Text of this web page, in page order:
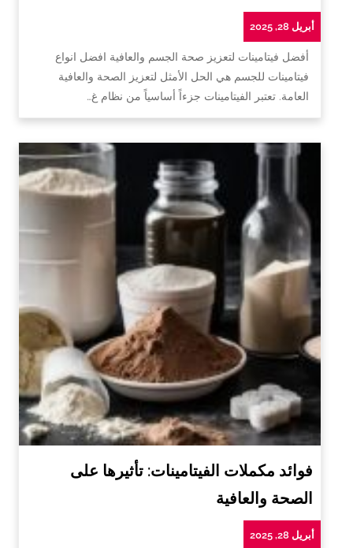
أبريل 28, 2025
أفضل فيتامينات لتعزيز صحة الجسم والعافية افضل انواع
فيتامينات للجسم هي الحل الأمثل لتعزيز الصحة والعافية
العامة. تعتبر الفيتامينات جزءاً أساسياً من نظام غ…
فوائد مكملات الفيتامينات: تأثيرها على
الصحة والعافية
أبريل 28, 2025